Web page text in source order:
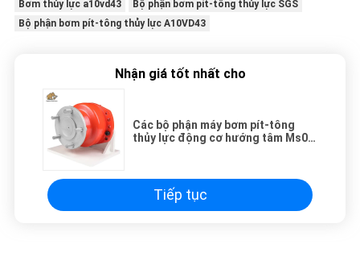
Bơm thủy lực a10vd43
Bộ phận bơm pít-tông thủy lực SGS
Bộ phận bơm pít-tông thủy lực A10VD43
Nhận giá tốt nhất cho
Các bộ phận máy bơm pít-tông
thủy lực động cơ hướng tâm Ms02
Tiếp tục